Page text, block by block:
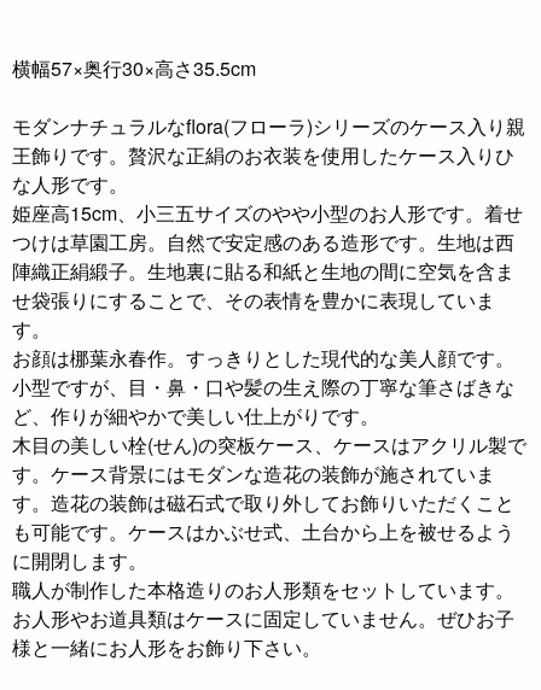
横幅57×奥行30×高さ35.5cm
モダンナチュラルなflora(フローラ)シリーズのケース入り親
王飾りです。贅沢な正絹のお衣装を使用したケース入りひ
な人形です。
姫座高15cm、小三五サイズのやや小型のお人形です。着せ
つけは草園工房。自然で安定感のある造形です。生地は西
陣織正絹緞子。生地裏に貼る和紙と生地の間に空気を含ま
せ袋張りにすることで、その表情を豊かに表現していま
す。
お顔は梛葉永春作。すっきりとした現代的な美人顔です。
小型ですが、目・鼻・口や髪の生え際の丁寧な筆さばきな
ど、作りが細やかで美しい仕上がりです。
木目の美しい栓(せん)の突板ケース、ケースはアクリル製で
す。ケース背景にはモダンな造花の装飾が施されていま
す。造花の装飾は磁石式で取り外してお飾りいただくこと
も可能です。ケースはかぶせ式、土台から上を被せるよう
に開閉します。
職人が制作した本格造りのお人形類をセットしています。
お人形やお道具類はケースに固定していません。ぜひお子
様と一緒にお人形をお飾り下さい。